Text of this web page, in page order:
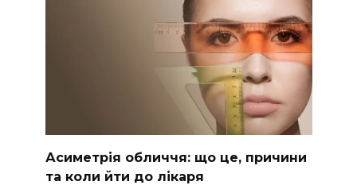
Асиметрія обличчя: що це, причини
та коли йти до лікаря